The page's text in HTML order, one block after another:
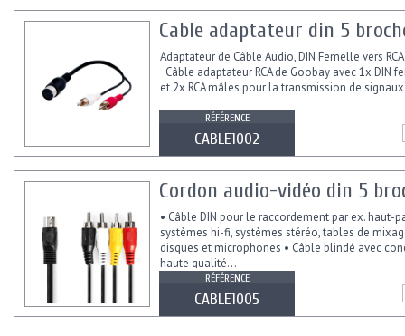
Cable adaptateur din 5
Adaptateur de Câble Audio, DIN Femelle vers
Câble adaptateur RCA de Goobay avec 1x DIN
et 2x RCA mâles pour la transmission de
RÉFÉRENCE
CABLE1002
Cordon audio-vidéo din 5
• Câble DIN pour le raccordement par ex. haut-
systèmes hi-fi, systèmes stéréo, tables de
disques et microphones • Câble blindé avec
haute qualité...
RÉFÉRENCE
CABLE1005